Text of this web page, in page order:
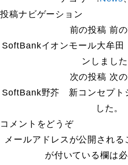
投稿ナビゲーション
前の投稿 前
SoftBankイオンモール大牟
ンしました
次の投稿 次
SoftBank野芥 新コンセプト
した。
コメントをどうぞ
メールアドレスが公開される
が付いている欄は